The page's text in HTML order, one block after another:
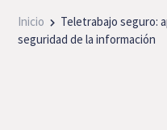
Inicio
Teletrabajo seguro:
seguridad de la información